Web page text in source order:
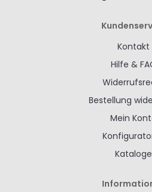
Kontakt
Hilfe &
Bestellung
Mein
Kataloge